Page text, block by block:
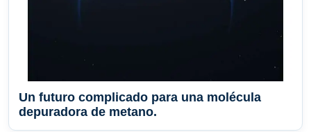
Un futuro complicado para una molécula
depuradora de metano.